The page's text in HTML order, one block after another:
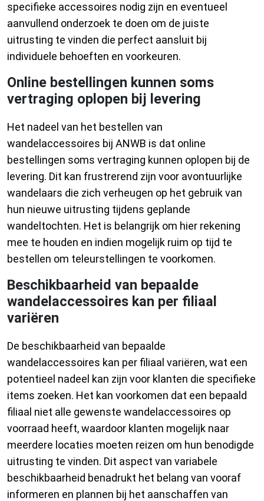
specifieke accessoires nodig zijn en eventueel
aanvullend onderzoek te doen om de juiste
uitrusting te vinden die perfect aansluit bij
individuele behoeften en voorkeuren.
Online bestellingen kunnen soms
vertraging oplopen bij levering
Het nadeel van het bestellen van
wandelaccessoires bij ANWB is dat online
bestellingen soms vertraging kunnen oplopen bij de
levering. Dit kan frustrerend zijn voor avontuurlijke
wandelaars die zich verheugen op het gebruik van
hun nieuwe uitrusting tijdens geplande
wandeltochten. Het is belangrijk om hier rekening
mee te houden en indien mogelijk ruim op tijd te
bestellen om teleurstellingen te voorkomen.
Beschikbaarheid van bepaalde
wandelaccessoires kan per filiaal
variëren
De beschikbaarheid van bepaalde
wandelaccessoires kan per filiaal variëren, wat een
potentieel nadeel kan zijn voor klanten die specifieke
items zoeken. Het kan voorkomen dat een bepaald
filiaal niet alle gewenste wandelaccessoires op
voorraad heeft, waardoor klanten mogelijk naar
meerdere locaties moeten reizen om hun benodigde
uitrusting te vinden. Dit aspect van variabele
beschikbaarheid benadrukt het belang van vooraf
informeren en plannen bij het aanschaffen van